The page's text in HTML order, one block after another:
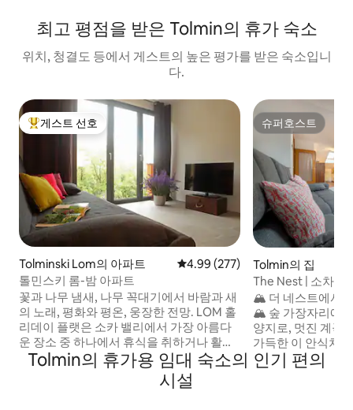
최고 평점을 받은 Tolmin의 휴가 숙소
위치, 청결도 등에서 게스트의 높은 평가를 받은 숙소입니
다.
상위 게스트 선호
게스트 선호
Tolminski Lom의 아파트 평점 4.99점(5점 만점), 후기 277
4.99 (277)
톨민스키 롬-밤 아파트
꽃과 나무 냄새, 나무 꼭대기에서 바람과 새
의 노래, 평화와 평온, 웅장한 전망. LOM 홀
리데이 플랫은 소카 밸리에서 가장 아름다
운 장소 중 하나에서 휴식을 취하거나 활동
적인 휴가를 보내고 싶은 분들에게 완벽한
선택입니다. 톨민스키 롬은 모스트 나 소치
근처의 자연 그대로의 자연 속에 위치하고
슈퍼호스트
슈퍼호스트
Tolmin의 집
The Nest | 소차 밸
적인 허브
🏔️ 더 네스트에서
🏔️ 숲 가장자리에 위치한 아늑한 알프스 휴
양지로, 멋진 계곡
가득한 이 안식처
처에서 완전한 평
✨ 하이라이트: ✨
Tolmin의 휴가용 임대 숙소의 인기 편의
시설